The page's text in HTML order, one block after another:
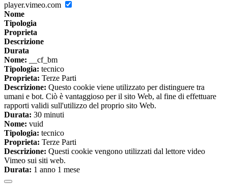
player.vimeo.com
Nome
Tipologia
Proprieta
Descrizione
Durata
Nome: __cf_bm
Tipologia: tecnico
Proprieta: Terze Parti
Descrizione: Questo cookie viene utilizzato per distinguere tra
umani e bot. Ciò è vantaggioso per il sito Web, al fine di effettuare
rapporti validi sull'utilizzo del proprio sito Web.
Durata: 30 minuti
Nome: vuid
Tipologia: tecnico
Proprieta: Terze Parti
Descrizione: Questi cookie vengono utilizzati dal lettore video
Vimeo sui siti web.
Durata: 1 anno 1 mese